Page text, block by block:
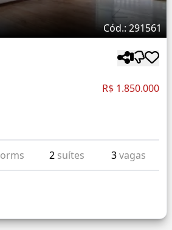
Cód.: 291561
R$ 1.850.000
2 suítes 3vagas